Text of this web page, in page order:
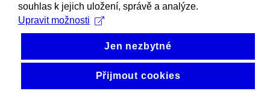
souhlas k jejich uložení, správě a analýze.
Upravit možnosti
Jen nezbytné
Přijmout cookies